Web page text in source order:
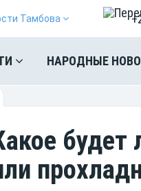
Тамбова
НАРОДНЫЕ
будет